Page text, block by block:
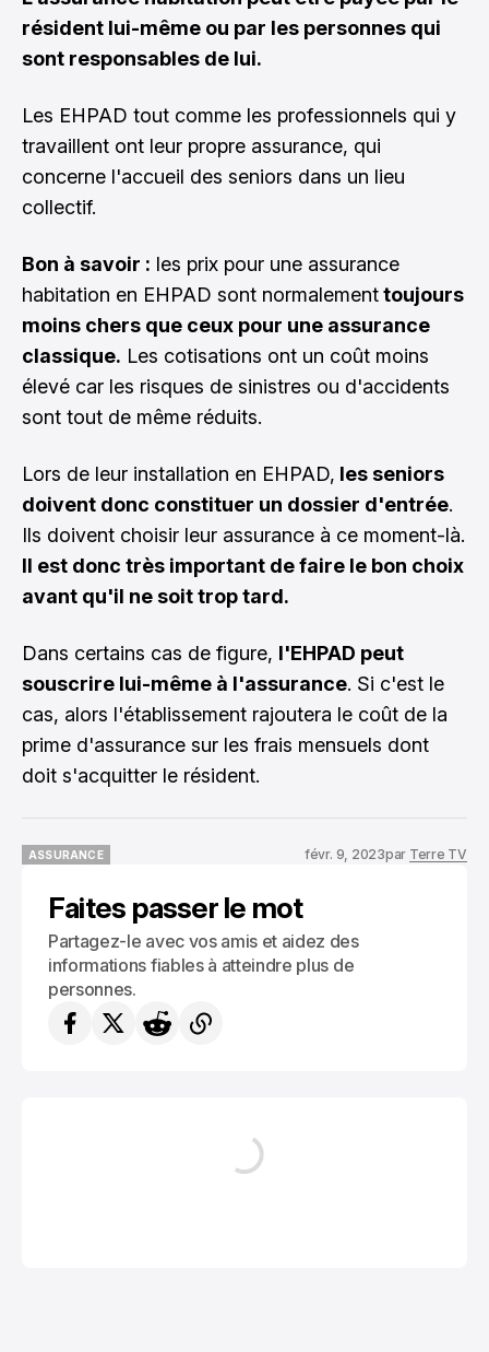
résident lui-même ou par les personnes qui
sont responsables de lui.
Les EHPAD tout comme les professionnels qui y
travaillent ont leur propre assurance, qui
concerne l'accueil des seniors dans un lieu
collectif.
Bon à savoir : les prix pour une assurance
habitation en EHPAD sont normalementtoujours
moins chers que ceux pour une assurance
classique. Les cotisations ont un coût moins
élevé car les risques de sinistres ou d'accidents
sont tout de même réduits.
Lors de leur installation en EHPAD, les seniors
doivent donc constituer un dossier d'entrée.
Ils doivent choisir leur assurance à ce moment-là.
Il est donc très important de faire le bon choix
avant qu'il ne soit trop tard.
Dans certains cas de figure, l'EHPAD peut
souscrire lui-même à l'assurance. Si c'est le
cas, alors l'établissement rajoutera le coût de la
prime d'assurance sur les frais mensuels dont
doit s'acquitter le résident.
ASSURANCE
févr. 9, 2023par Terre TV
Faites passer le mot
Partagez-le avec vos amis et aidez des
informations fiables à atteindre plus de
personnes.